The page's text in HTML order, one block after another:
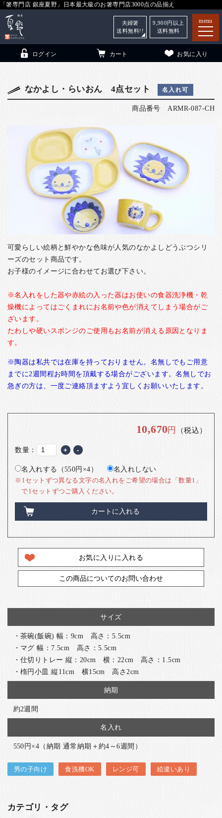
「箸専門店 銀座夏野」日本最大級のお箸専門店3000点の品揃え
menu
子供和食器（贈答用・自宅用）
銀座夏野・箸長 について
こども和食器 小夏について
ご利用ガイド
法人・飲食店のお客様
お問い合わせ
箸ブログ
ログイン カート お気に入り
夫婦箸
送料無料!!
9,900 円以上
送料無料
なかよし・らいおん 4点セット 名入れ可
商品番号 ARMR-087-CH
可愛らしい絵柄と鮮やかな色味が人気のなかよしどうぶつシリ
ーズのセット商品です。
お子様のイメージに合わせてお選び下さい。
※名入れをした器や赤絵の入った器はお使いの食器洗浄機・乾
燥機によってはごくまれにお名前や色が消えてしまう場合がご
ざいます。
たわしや硬いスポンジのご使用もお名前が消える原因となりま
す。
※陶器は私共では在庫を持っておりません。名無しでもご用意
までに2週間程お時間を頂戴する場合がございます。名無しでお
急ぎの方は、一度ご連絡頂ますよう宜しくお願いいたします。
10,670円 （税込）
数量： + -
名入れする（550円×4） 名入れしない
※1セットずつ異なる文字の名入れをご希望の場合は「数量1」
で1セットずつご購入ください。
カートに入れる
お気に入りに入れる
この商品についてのお問い合わせ
サイズ
・茶碗(飯碗) 幅：9cm 高さ：5.5cm
・マグ 幅：7.5cm 高さ：5.5cm
・仕切りトレー 縦：20cm 横：22cm 高さ：1.5cm
・楕円小皿 縦11cm 横15cm 高さ2cm
納期
約2週間
名入れ
550円×4（納期 通常納期＋約4～6週間）
男の子向け 食洗機OK レンジ可 絵違いあり
カテゴリ・タグ